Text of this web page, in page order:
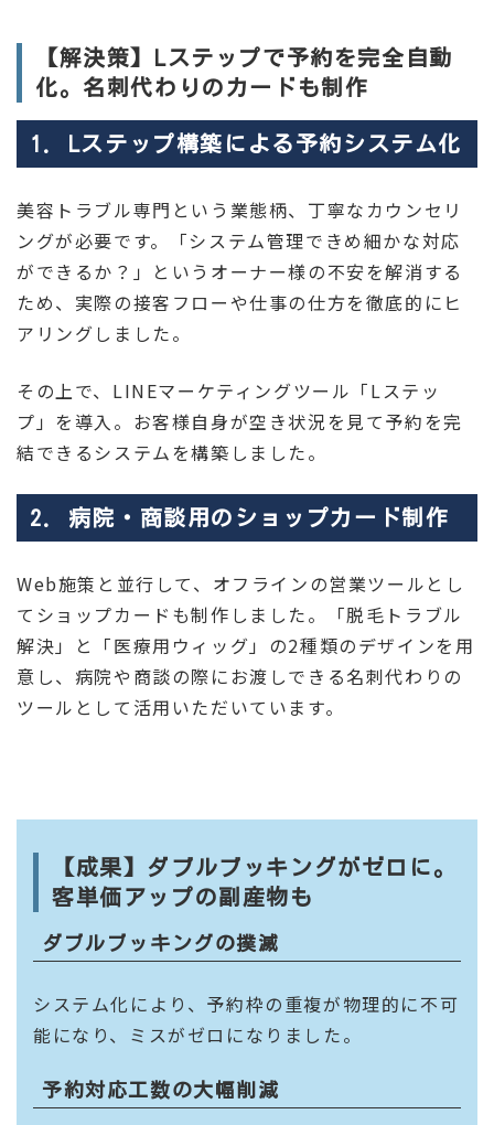
【解決策】Lステップで予約を完全自動
化。名刺代わりのカードも制作
1. Lステップ構築による予約システム化
美容トラブル専門という業態柄、丁寧なカウンセリ
ングが必要です。「システム管理できめ細かな対応
ができるか？」というオーナー様の不安を解消する
ため、実際の接客フローや仕事の仕方を徹底的にヒ
アリングしました。
その上で、LINEマーケティングツール「Lステッ
プ」を導入。お客様自身が空き状況を見て予約を完
結できるシステムを構築しました。
2. 病院・商談用のショップカード制作
Web施策と並行して、オフラインの営業ツールとし
てショップカードも制作しました。「脱毛トラブル
解決」と「医療用ウィッグ」の2種類のデザインを用
意し、病院や商談の際にお渡しできる名刺代わりの
ツールとして活用いただいています。
【成果】ダブルブッキングがゼロに。
客単価アップの副産物も
ダブルブッキングの撲滅
システム化により、予約枠の重複が物理的に不可
能になり、ミスがゼロになりました。
予約対応工数の大幅削減